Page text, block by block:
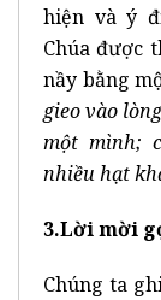
hiện và ý
Chúa được
nầy bằng
gieo vào
một mình;
nhiều hạt
3.Lời mời
Chúng ta